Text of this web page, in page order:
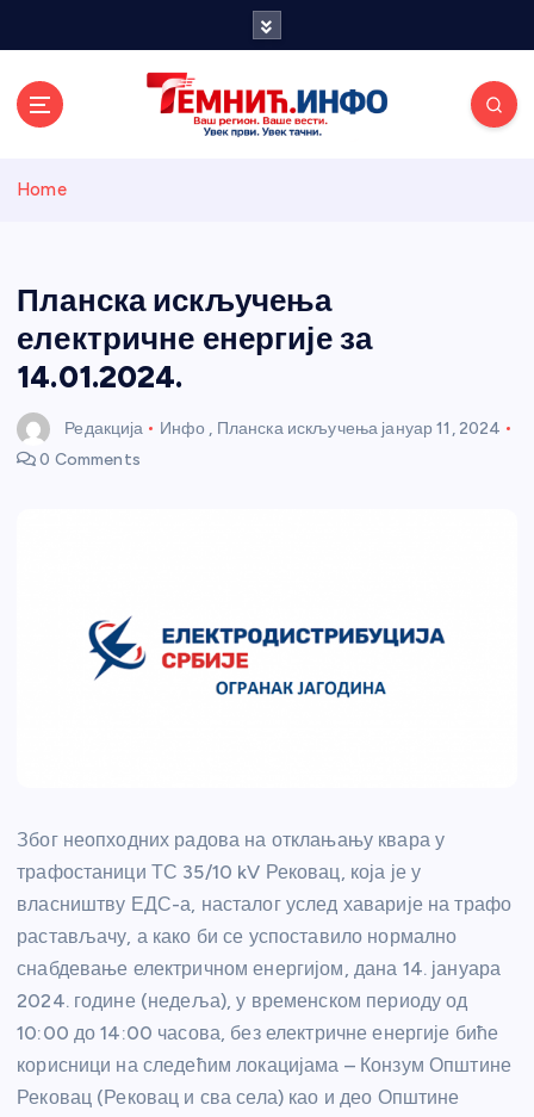
и портал
Home
Планска искључења
електричне енергије за
14.01.2024.
Редакција Инфо , Планска искључења јануар 11, 2024
0 Comments
Због неопходних радова на отклањању квара у
трафостаници ТС 35/10 kV Рековац, која је у
власништву ЕДС-а, насталог услед хаварије на трафо
растављачу, а како би се успоставило нормално
снабдевање електричном енергијом, дана 14. јануара
2024. године (недеља), у временском периоду од
10:00 до 14:00 часова, без електричне енергије биће
корисници на следећим локацијама – Конзум Општине
Рековац (Рековац и сва села) као и део Општине